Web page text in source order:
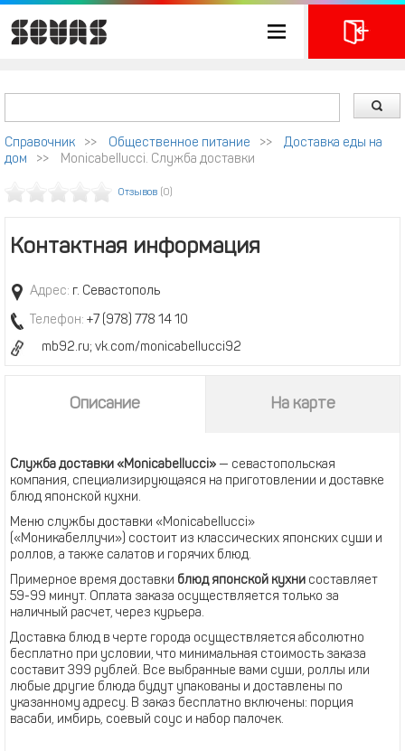
Справочник >> Общественное питание >>
Доставка еды на
дом
>> Monicabellucci. Служба доставки
Отзывов (0)
Контактная информация
Адрес: г. Севастополь
Телефон: +7 (978) 778 14 10
mb92.ru; vk.com/monicabellucci92
Описание На карте
Служба доставки «Monicabellucci» — севастопольская
компания, специализирующаяся на приготовлении и доставке
блюд японской кухни.
Меню службы доставки «Monicabellucci»
(«Моникабеллучи») состоит из классических японских суши и
роллов, а также салатов и горячих блюд.
Примерное время доставки блюд японской кухни составляет
59-99 минут. Оплата заказа осуществляется только за
наличный расчет, через курьера.
Доставка блюд в черте города осуществляется абсолютно
бесплатно при условии, что минимальная стоимость заказа
составит 399 рублей. Все выбранные вами суши, роллы или
любые другие блюда будут упакованы и доставлены по
указанному адресу. В заказ бесплатно включены: порция
васаби, имбирь, соевый соус и набор палочек.